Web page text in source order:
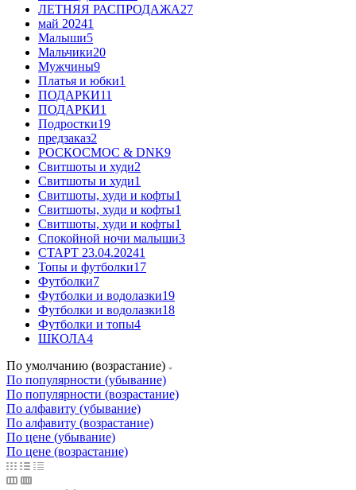
ЛЕТНЯЯ РАСПРОДАЖА27
май 20241
Малыши5
Мальчики20
Мужчины9
Платья и юбки1
ПОДАРКИ11
ПОДАРКИ1
Подростки19
предзаказ2
РОСКОСМОС & DNK9
Свитшоты и худи2
Свитшоты и худи1
Свитшоты, худи и кофты1
Свитшоты, худи и кофты1
Свитшоты, худи и кофты1
Спокойной ночи малыши3
СТАРТ 23.04.20241
Топы и футболки17
Футболки7
Футболки и водолазки19
Футболки и водолазки18
Футболки и топы4
ШКОЛА4
По умолчанию (возрастание)
По популярности (убывание)
По популярности (возрастание)
По алфавиту (убывание)
По алфавиту (возрастание)
По цене (убывание)
По цене (возрастание)